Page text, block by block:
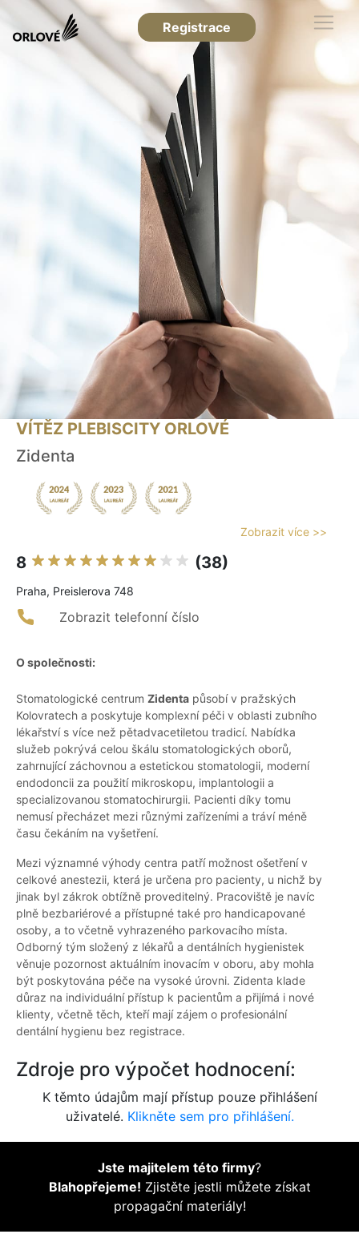
Registrace
VÍTĚZ PLEBISCITY ORLOVÉ
Zidenta
Zobrazit více >>
8 (38)
Praha, Preislerova 748
Zobrazit telefonní číslo
O společnosti:
Stomatologické centrum Zidenta působí v pražských
Kolovratech a poskytuje komplexní péči v oblasti zubního
lékařství s více než pětadvacetiletou tradicí. Nabídka
služeb pokrývá celou škálu stomatologických oborů,
zahrnující záchovnou a estetickou stomatologii, moderní
endodoncii za použití mikroskopu, implantologii a
specializovanou stomatochirurgii. Pacienti díky tomu
nemusí přecházet mezi různými zařízeními a tráví méně
času čekáním na vyšetření.
Mezi významné výhody centra patří možnost ošetření v
celkové anestezii, která je určena pro pacienty, u nichž by
jinak byl zákrok obtížně proveditelný. Pracoviště je navíc
plně bezbariérové a přístupné také pro handicapované
osoby, a to včetně vyhrazeného parkovacího místa.
Odborný tým složený z lékařů a dentálních hygienistek
věnuje pozornost aktuálním inovacím v oboru, aby mohla
být poskytována péče na vysoké úrovni. Zidenta klade
důraz na individuální přístup k pacientům a přijímá i nové
klienty, včetně těch, kteří mají zájem o profesionální
dentální hygienu bez registrace.
Zdroje pro výpočet hodnocení:
K těmto údajům mají přístup pouze přihlášení
uživatelé. Klikněte sem pro přihlášení.
Jste majitelem této firmy?
Blahopřejeme! Zjistěte jestli můžete získat
propagační materiály!